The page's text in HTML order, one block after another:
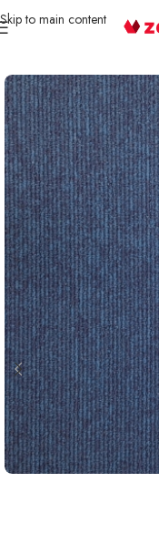
Skip to main content